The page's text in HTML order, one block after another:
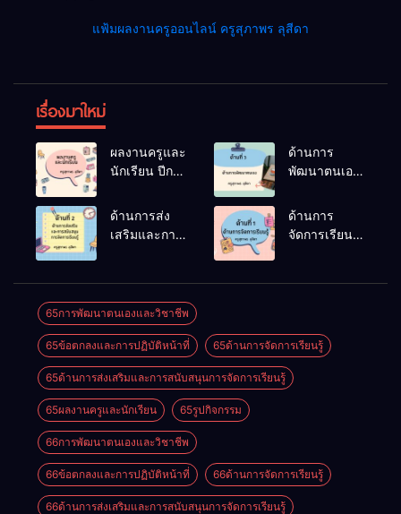
แฟ้มผลงานครูออนไลน์ ครูสุภาพร ลุสีดา
เรื่องมาใหม่
ผลงานครูและ
นักเรียน ปีการ
ด้านการ
พัฒนาตนเอง
2566
ด้านการส่ง
เสริมและการ
2566
ด้านการ
จัดการเรียนรู้
65การพัฒนาตนเองและวิชาชีพ
65ข้อตกลงและการปฏิบัติหน้าที่ 65ด้านการจัดการเรียนรู้
65ด้านการส่งเสริมและการสนับสนุนการจัดการเรียนรู้
65ผลงานครูและนักเรียน 65รูปกิจกรรม
66การพัฒนาตนเองและวิชาชีพ
66ข้อตกลงและการปฏิบัติหน้าที่ 66ด้านการจัดการเรียนรู้
66ด้านการส่งเสริมและการสนับสนุนการจัดการเรียนรู้